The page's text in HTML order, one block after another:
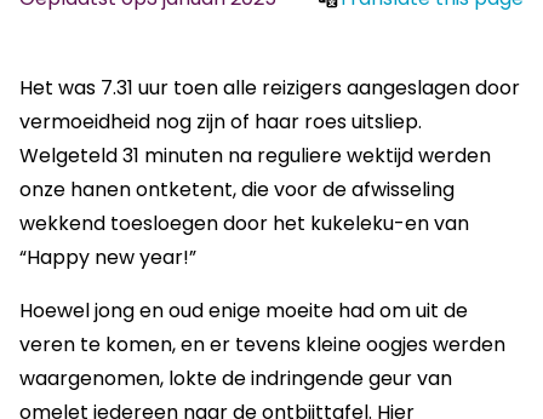
Het was 7.31 uur toen alle reizigers aangeslagen door
vermoeidheid nog zijn of haar roes uitsliep.
Welgeteld 31 minuten na reguliere wektijd werden
onze hanen ontketent, die voor de afwisseling
wekkend toesloegen door het kukeleku-en van
“Happy new year!”
Hoewel jong en oud enige moeite had om uit de
veren te komen, en er tevens kleine oogjes werden
waargenomen, lokte de indringende geur van
omelet iedereen naar de ontbijttafel. Hier